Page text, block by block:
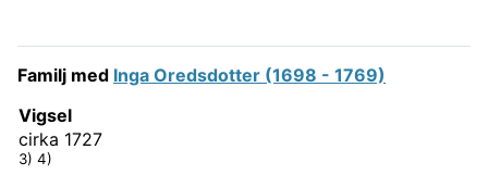
Familj med Inga Oredsdotter (1698 - 1769)
Vigsel
cirka 1727
3) 4)